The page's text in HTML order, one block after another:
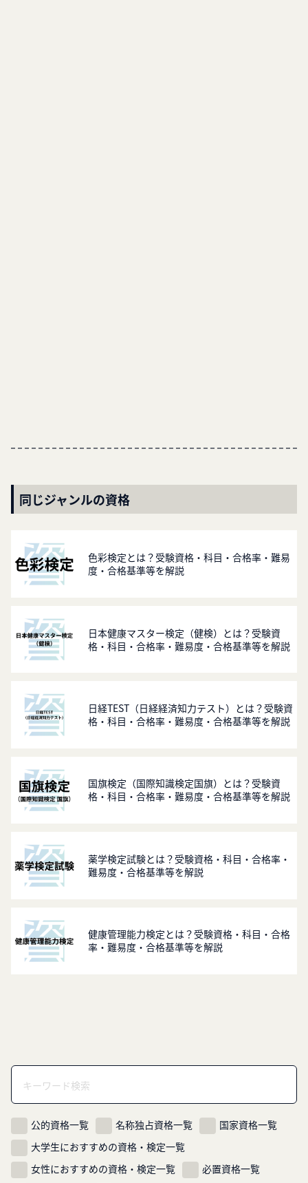
同じジャンルの資格
色彩検定とは？受験資格・科目・合格率・難易
度・合格基準等を解説
日本健康マスター検定（健検）とは？受験資
格・科目・合格率・難易度・合格基準等を解説
日経TEST（日経経済知力テスト）とは？受験資
格・科目・合格率・難易度・合格基準等を解説
国旗検定（国際知識検定国旗）とは？受験資
格・科目・合格率・難易度・合格基準等を解説
薬学検定試験とは？受験資格・科目・合格率・
難易度・合格基準等を解説
健康管理能力検定とは？受験資格・科目・合格
率・難易度・合格基準等を解説
公的資格一覧 名称独占資格一覧
国家資格一覧
大学生におすすめの資格・検定一覧
女性におすすめの資格・検定一覧
必置資格一覧